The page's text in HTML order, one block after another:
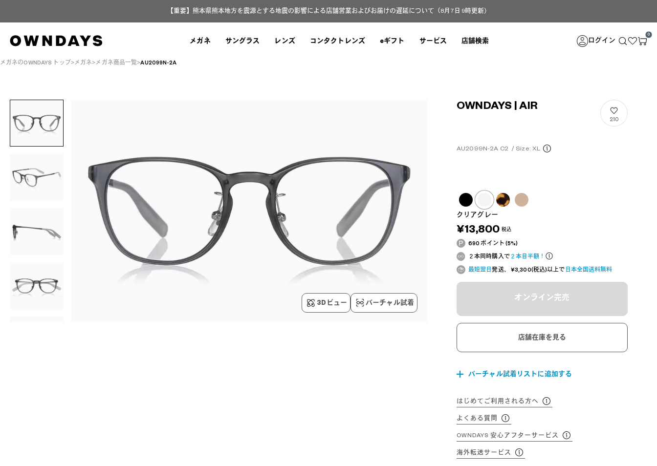
【重要】熊本県熊本地方を震源とする地震の影響による店舗営業およびお届けの遅延について（8月7日 9時更新）
メガネ サングラス レンズ コンタクトレンズ eギフト サービス 店舗検索 ログイン
0
メガネのOWNDAYS トップ メガネ メガネ商品一覧 AU2099N-2A
3Dビュー バーチャル試着
OWNDAYS | AIR
AU2099N-2A C2 / Size: XL
210
クリアグレー
¥13,800 税込
690 ポイント (5%)
２本同時購入で２本目半額！
最短翌日発送、 ¥3,300(税込)以上で 日本全国送料無料
オンライン完売
店舗在庫を見る
バーチャル試着リストに追加する
はじめてご利用される方へ
よくある質問
OWNDAYS 安心アフターサービス
海外転送サービス